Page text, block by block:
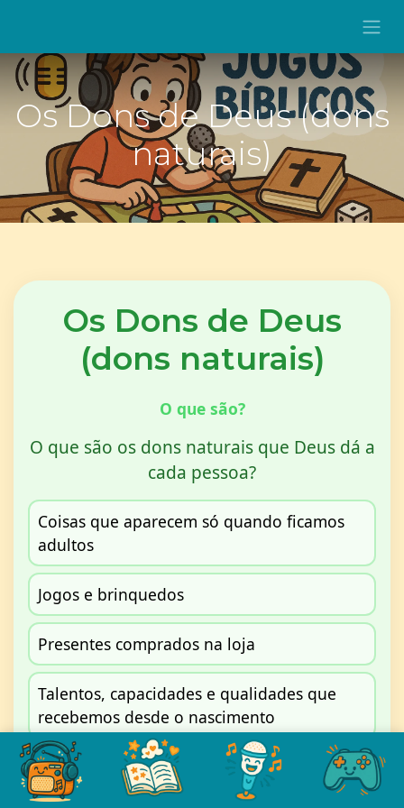
Os Dons de Deus (dons
naturais)
Os Dons de Deus
(dons naturais)
O que são?
O que são os dons naturais que Deus dá a
cada pessoa?
Coisas que aparecem só quando ficamos
adultos
Jogos e brinquedos
Presentes comprados na loja
Talentos, capacidades e qualidades que
recebemos desde o nascimento